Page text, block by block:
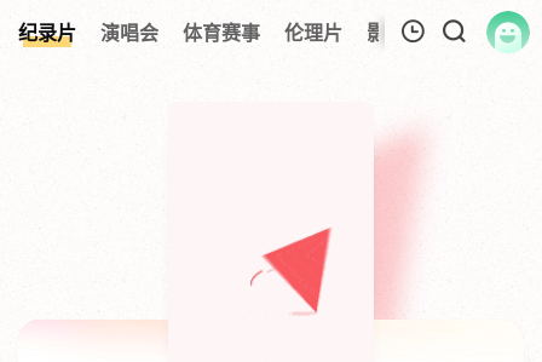
纪录片 演唱会 体育赛事 伦理片 影视解说 今日更
暂无观看影片的记录